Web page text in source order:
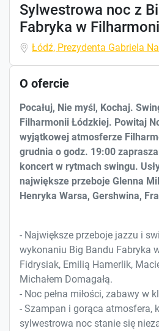
Sylwestrowa noc z
Fabryka w
Łódź, Prezydenta Gabriela
O ofercie
Pocałuj, Nie myśl, Kochaj.
Filharmonii Łódzkiej. Powitaj
wyjątkowej atmosferze
grudnia o godz. 19:00
koncert w rytmach swingu.
największe przeboje Glenna
Henryka Warsa, Gershwina,
- Największe przeboje jazzu i
wykonaniu Big Bandu Fabryka
Fidrysiak, Emilią Hamerlik,
Michałem Domagałą.
- Noc pełna miłości, zabawy w
- Szampan i gorąca atmosfera,
sylwestrowa noc stanie się